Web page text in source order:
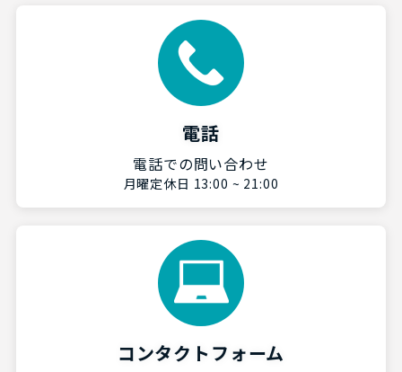
電話
電話での問い合わせ
月曜定休日 13:00 ~ 21:00
コンタクトフォーム